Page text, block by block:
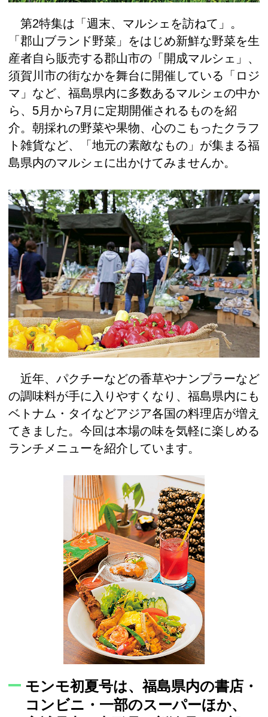
第2特集は「週末、マルシェを訪ねて」。
「郡山ブランド野菜」をはじめ新鮮な野菜を生
産者自ら販売する郡山市の「開成マルシェ」、
須賀川市の街なかを舞台に開催している「ロジ
マ」など、福島県内に多数あるマルシェの中か
ら、5月から7月に定期開催されるものを紹
介。朝採れの野菜や果物、心のこもったクラフ
ト雑貨など、「地元の素敵なもの」が集まる福
島県内のマルシェに出かけてみませんか。
近年、パクチーなどの香草やナンプラーなど
の調味料が手に入りやすくなり、福島県内にも
ベトナム・タイなどアジア各国の料理店が増え
てきました。今回は本場の味を気軽に楽しめる
ランチメニューを紹介しています。
モンモ初夏号は、福島県内の書店・
コンビニ・一部のスーパーほか、